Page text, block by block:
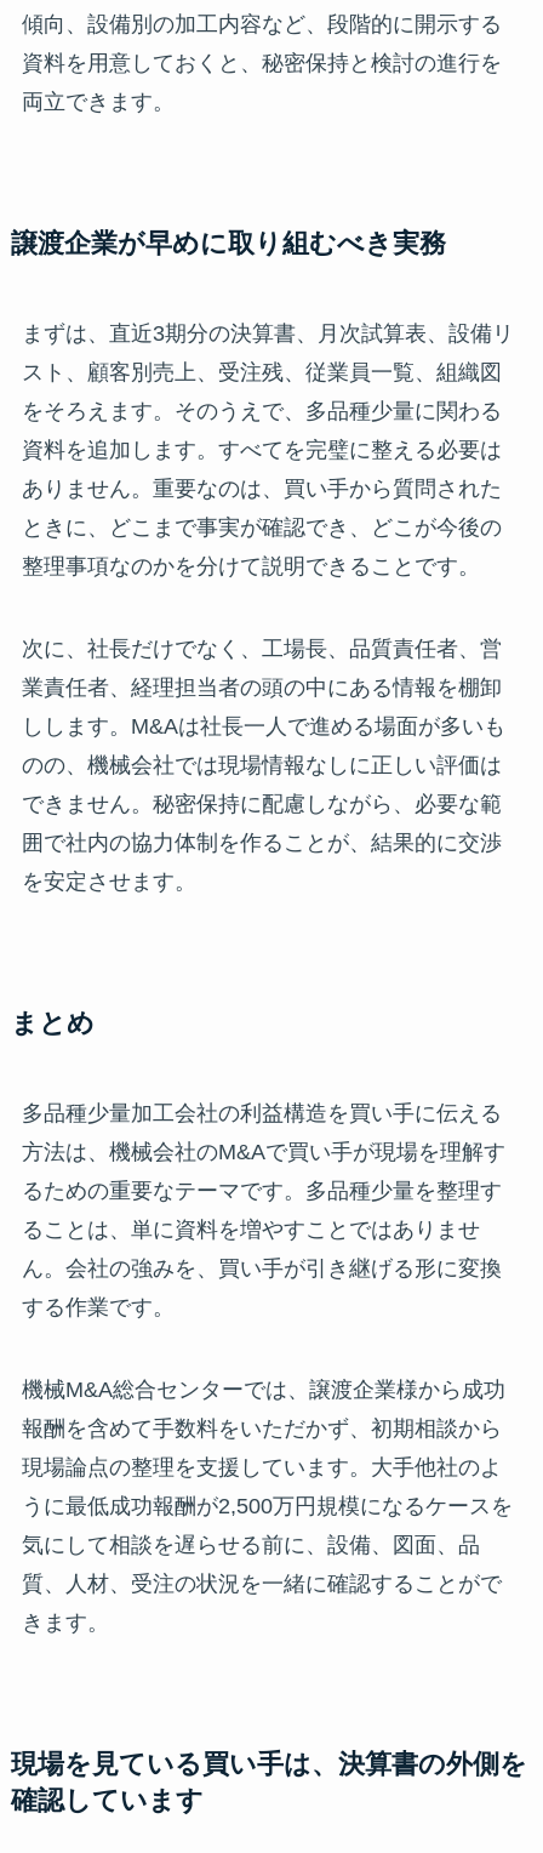
傾向、設備別の加工内容など、段階的に開示する
資料を用意しておくと、秘密保持と検討の進行を
両立できます。
譲渡企業が早めに取り組むべき実務
まずは、直近3期分の決算書、月次試算表、設備リ
スト、顧客別売上、受注残、従業員一覧、組織図
をそろえます。そのうえで、多品種少量に関わる
資料を追加します。すべてを完璧に整える必要は
ありません。重要なのは、買い手から質問された
ときに、どこまで事実が確認でき、どこが今後の
整理事項なのかを分けて説明できることです。
次に、社長だけでなく、工場長、品質責任者、営
業責任者、経理担当者の頭の中にある情報を棚卸
しします。M&Aは社長一人で進める場面が多いも
のの、機械会社では現場情報なしに正しい評価は
できません。秘密保持に配慮しながら、必要な範
囲で社内の協力体制を作ることが、結果的に交渉
を安定させます。
まとめ
多品種少量加工会社の利益構造を買い手に伝える
方法は、機械会社のM&Aで買い手が現場を理解す
るための重要なテーマです。多品種少量を整理す
ることは、単に資料を増やすことではありませ
ん。会社の強みを、買い手が引き継げる形に変換
する作業です。
機械M&A総合センターでは、譲渡企業様から成功
報酬を含めて手数料をいただかず、初期相談から
現場論点の整理を支援しています。大手他社のよ
うに最低成功報酬が2,500万円規模になるケースを
気にして相談を遅らせる前に、設備、図面、品
質、人材、受注の状況を一緒に確認することがで
きます。
現場を見ている買い手は、決算書の外側を
確認しています